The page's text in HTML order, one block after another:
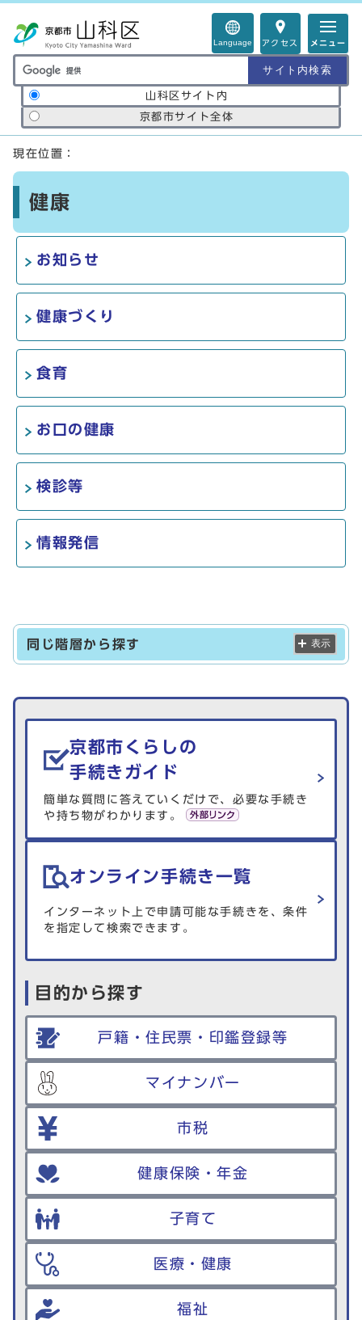
Language アクセス メニュー
サイト内検索の範囲
山科区サイト内
京都市サイト全体
ここから本文です
現在位置：
健康
お知らせ
健康づくり
食育
お口の健康
検診等
情報発信
同じ階層から探す 表示
生活情報を探す
京都市くらしの
手続きガイド
簡単な質問に答えていくだけで、必要な手続き
や持ち物がわかります。
オンライン手続き一覧
インターネット上で申請可能な手続きを、条件
を指定して検索できます。
目的から探す
戸籍・住民票・印鑑登録等
マイナンバー
市税
健康保険・年金
子育て
医療・健康
福祉